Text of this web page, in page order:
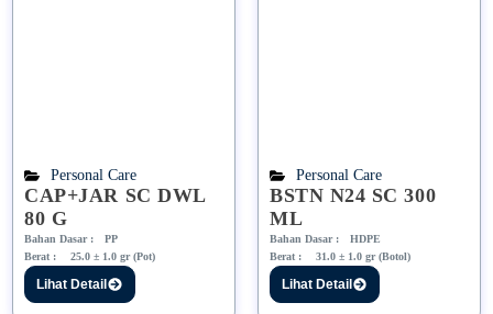
Personal Care
CAP+JAR SC DWL
80 G
Bahan Dasar :
PP
Berat :
25.0 ± 1.0 gr (Pot)
Lihat Detail
Personal Care
BSTN N24 SC 300
ML
Bahan Dasar :
HDPE
Berat :
31.0 ± 1.0 gr (Botol)
Lihat Detail